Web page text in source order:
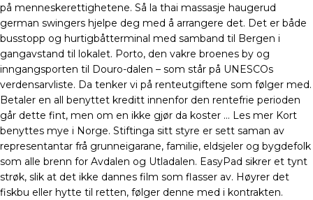
på menneskerettighetene. Så la thai massasje haugerud
german swingers hjelpe deg med å arrangere det. Det er både
busstopp og hurtigbåtterminal med samband til Bergen i
gangavstand til lokalet. Porto, den vakre broenes by og
inngangsporten til Douro-dalen – som står på UNESCOs
verdensarvliste. Da tenker vi på renteutgiftene som følger med.
Betaler en all benyttet kreditt innenfor den rentefrie perioden
går dette fint, men om en ikke gjør da koster … Les mer Kort
benyttes mye i Norge. Stiftinga sitt styre er sett saman av
representantar frå grunneigarane, familie, eldsjeler og bygdefolk
som alle brenn for Avdalen og Utladalen. EasyPad sikrer et tynt
strøk, slik at det ikke dannes film som flasser av. Høyrer det
fiskbu eller hytte til retten, følger denne med i kontrakten.